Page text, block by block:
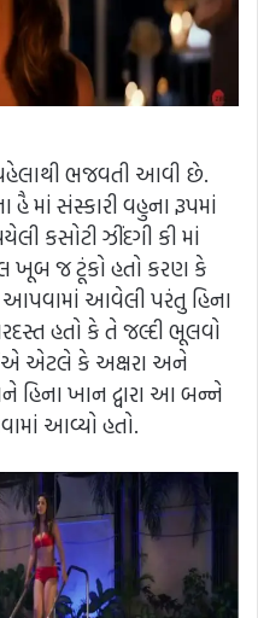
ભજવતી આવી છે.
હૈ માં સંસ્કારી વહુના રૂપમાં
કસોટી ઝીંદગી કી માં
ખૂબ જ ટૂંકો હતો કરણ કે
આપવામાં આવેલી પરંતુ હિના
હતો કે તે જલ્દી ભૂલવો
એટલે કે અક્ષરા અને
હિના ખાન દ્વારા આ બન્ને
આવ્યો હતો.